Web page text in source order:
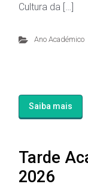
Cultura da […]
Ano Académico
Saiba mais
Tarde
2026